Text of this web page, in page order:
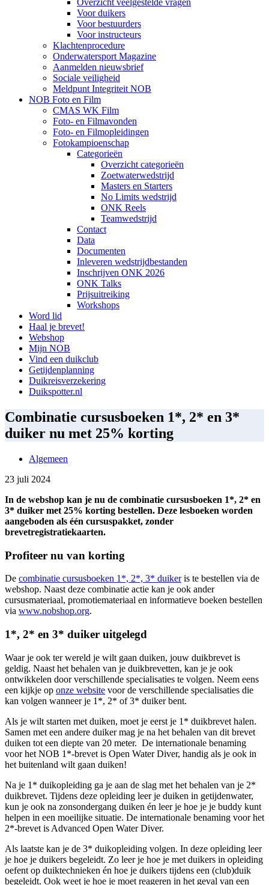
Overzicht veelgestelde vragen
Voor duikers
Voor bestuurders
Voor instructeurs
Klachtenprocedure
Onderwatersport Magazine
Aanmelden nieuwsbrief
Sociale veiligheid
Meldpunt Integriteit NOB
NOB Foto en Film
CMAS WK Film
Foto- en Filmavonden
Foto- en Filmopleidingen
Fotokampioenschap
Categorieën
Overzicht categorieën
Zoetwaterwedstrijd
Masters en Starters
No Limits wedstrijd
ONK Reels
Teamwedstrijd
Contact
Data
Documenten
Inleveren wedstrijdbestanden
Inschrijven ONK 2026
ONK Talks
Prijsuitreiking
Workshops
Word lid
Haal je brevet!
Webshop
Mijn NOB
Vind een duikclub
Getijdenplanning
Duikreisverzekering
Duikspotter.nl
Combinatie cursusboeken 1*, 2* en 3*
duiker nu met 25% korting
Algemeen
23 juli 2024
In de webshop kan je nu de combinatie cursusboeken 1*, 2* en
3* duiker met 25% korting bestellen. Deze lesboeken worden
aangeboden als één cursuspakket, zonder
brevetregistratiekaarten.
Profiteer nu van korting
De combinatie cursusboeken 1*, 2*, 3* duikeris te bestellen via de
webshop. Naast deze combinatie actie kan je ook ander
cursusmateriaal, promotiemateriaal en informatieve boeken bestellen
via www.nobshop.org.
1*, 2* en 3* duiker uitgelegd
Waar je ook ter wereld je wilt gaan duiken, jouw duikbrevet is
geldig. Naast het behalen van je duikbrevetten, kan je je ook
ontwikkelen door verschillende specialisaties te volgen. Neem eens
een kijkje op onze website voor de verschillende specialisaties die
kan volgen wanneer je 1*, 2* of 3* duiker bent.
Als je wilt starten met duiken, moet je eerst je 1* duikbrevet halen.
Samen met een andere duiker mag je na het behalen van dit brevet
duiken tot een diepte van 20 meter. De internationale benaming
voor het NOB 1*-brevet is Open Water Diver, handig als je ook in
het buitenland wilt gaan duiken!
Na je 1* duikopleiding ga je aan de slag met het behalen van je 2*
duikbrevet. Tijdens deze opleiding leer je duiken in getijdenwater,
kun je ook na zonsondergang duiken én leer je hoe je je buddy kunt
helpen in een moeilijke situatie. De internationale benaming voor het
2*-brevet is Advanced Open Water Diver.
Als laatste kan je de 3* duikopleiding volgen. In deze opleiding leer
je hoe je duikers begeleidt. Zo leer je hoe je met duikers in opleiding
oefent op duiktechnieken én hoe je duikers tijdens een (club)duik
begeleidt. Ook weet je hoe je moet reageren in het geval van een